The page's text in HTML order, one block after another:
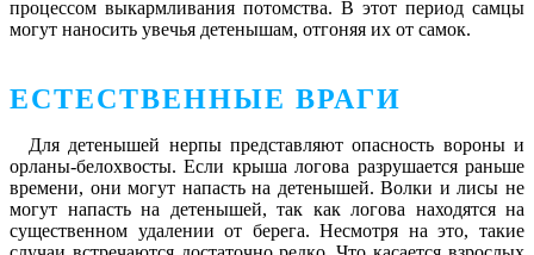
процессом выкармливания потомства. В этот период самцы
могут наносить увечья детенышам, отгоняя их от самок.
ЕСТЕСТВЕННЫЕ ВРАГИ
Для детенышей нерпы представляют опасность вороны и
орланы-белохвосты. Если крыша логова разрушается раньше
времени, они могут напасть на детенышей. Волки и лисы не
могут напасть на детенышей, так как логова находятся на
существенном удалении от берега. Несмотря на это, такие